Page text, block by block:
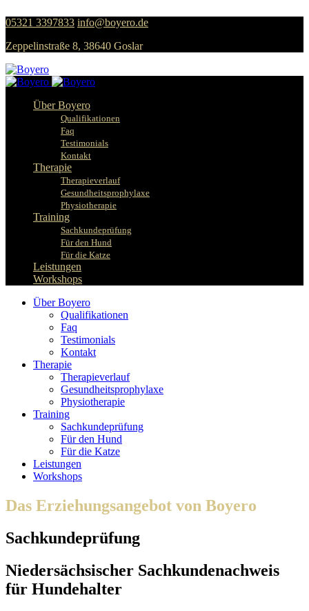
05321 3397833 info@boyero.de
Zeppelinstraße 8, 38640 Goslar
Über Boyero
Qualifikationen
Faq
Testimonials
Kontakt
Therapie
Therapieverlauf
Gesundheitsprophylaxe
Physiotherapie
Training
Sachkundeprüfung
Für den Hund
Für die Katze
Leistungen
Workshops
Über Boyero
Qualifikationen
Faq
Testimonials
Kontakt
Therapie
Therapieverlauf
Gesundheitsprophylaxe
Physiotherapie
Training
Sachkundeprüfung
Für den Hund
Für die Katze
Leistungen
Workshops
Das Erziehungsangebot von Boyero
Sachkundeprüfung
Niedersächsischer Sachkundenachweis
für Hundehalter